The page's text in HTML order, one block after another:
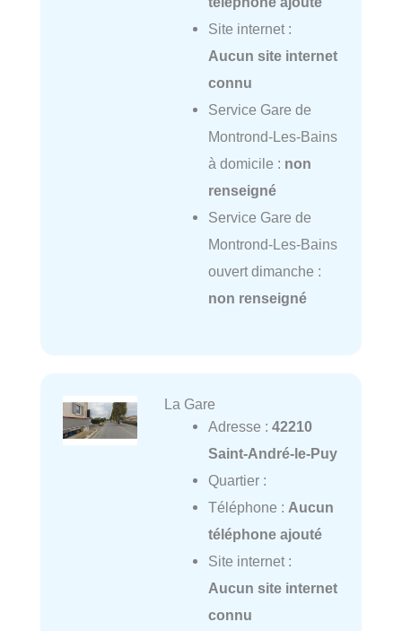
Site internet :
Aucun site internet
connu
Service Gare de
Montrond-Les-Bains
à domicile : non
renseigné
Service Gare de
Montrond-Les-Bains
ouvert dimanche :
non renseigné
La Gare
Adresse : 42210
Saint-André-le-Puy
Quartier :
Téléphone : Aucun
téléphone ajouté
Site internet :
Aucun site internet
connu